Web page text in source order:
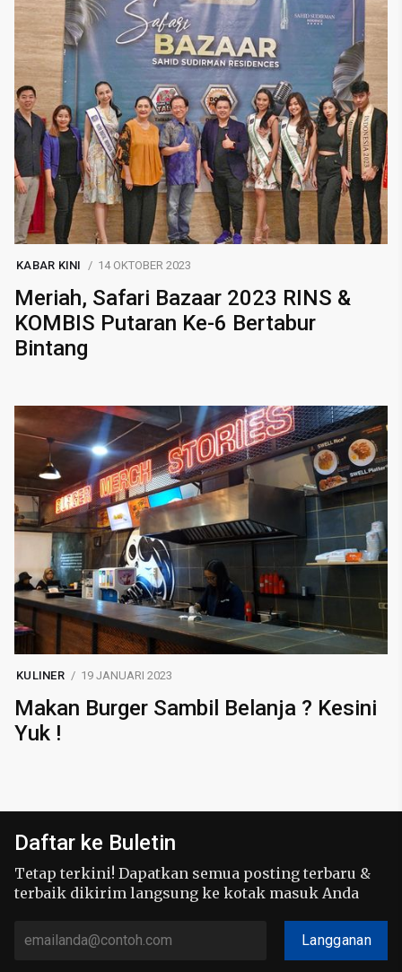
KABAR KINI 14 OKTOBER 2023
Meriah, Safari Bazaar 2023 RINS &
KOMBIS Putaran Ke-6 Bertabur
Bintang
KULINER 19 JANUARI 2023
Makan Burger Sambil Belanja ? Kesini
Yuk !
Daftar ke Buletin
Tetap terkini! Dapatkan semua posting terbaru &
terbaik dikirim langsung ke kotak masuk Anda
Langganan